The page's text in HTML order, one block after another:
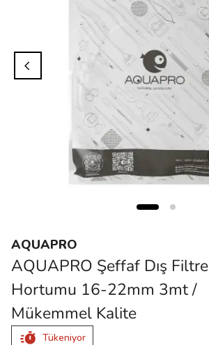
AQUAPRO
AQUAPRO Şeffaf Dış Filtre
Hortumu 16-22mm 3mt /
Mükemmel Kalite
Tükeniyor